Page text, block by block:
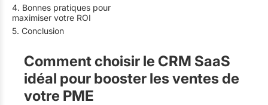
4. Bonnes pratiques pour
maximiser votre ROI
5. Conclusion
Comment choisir le CRM SaaS
idéal pour booster les ventes de
votre PME